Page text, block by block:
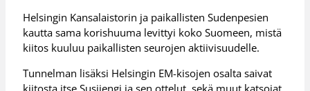
Helsingin Kansalaistorin ja paikallisten Sudenpesien
kautta sama korishuuma levittyi koko Suomeen, mistä
kiitos kuuluu paikallisten seurojen aktiivisuudelle.
Tunnelman lisäksi Helsingin EM-kisojen osalta saivat